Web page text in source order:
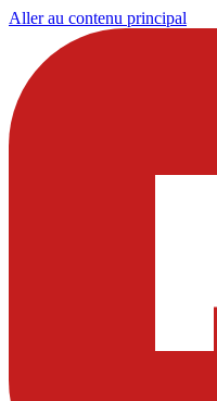
Aller au contenu principal